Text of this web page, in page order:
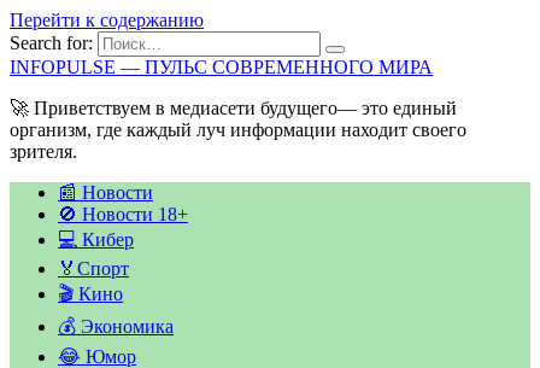
Перейти к содержанию
Search for:
INFOPULSE — ПУЛЬС СОВРЕМЕННОГО МИРА
🚀 Приветствуем в медиасети будущего— это единый
организм, где каждый луч информации находит своего
зрителя.
📰 Новости
🚫 Новости 18+
💻 Кибер
🏅Спорт
🎬 Кино
💰 Экономика
😂 Юмор